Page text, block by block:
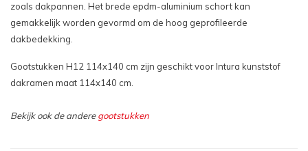
zoals dakpannen. Het brede epdm-aluminium schort kan
gemakkelijk worden gevormd om de hoog geprofileerde
dakbedekking.
Gootstukken H12 114x140 cm zijn geschikt voor Intura kunststof
dakramen maat 114x140 cm.
Bekijk ook de anderegootstukken